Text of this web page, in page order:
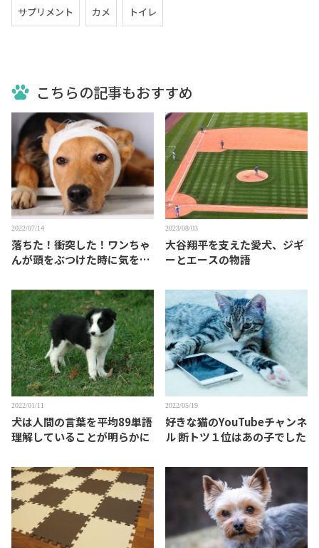
サプリメント カメ トイレ
こちらの記事もおすすめ
2022/07/14
落ちた！衝突した！ワンちゃ
んが頭をぶつけた時に気をつ
2023/08/03
大谷翔平を支えた愛犬、ジギ
ーとエースの物語
2022/01/11
犬は人間の言葉を平均89単語
理解していることが明らかに
2022/05/19
好きな猫のYouTubeチャンネ
ル 断トツ１位はあの子でした